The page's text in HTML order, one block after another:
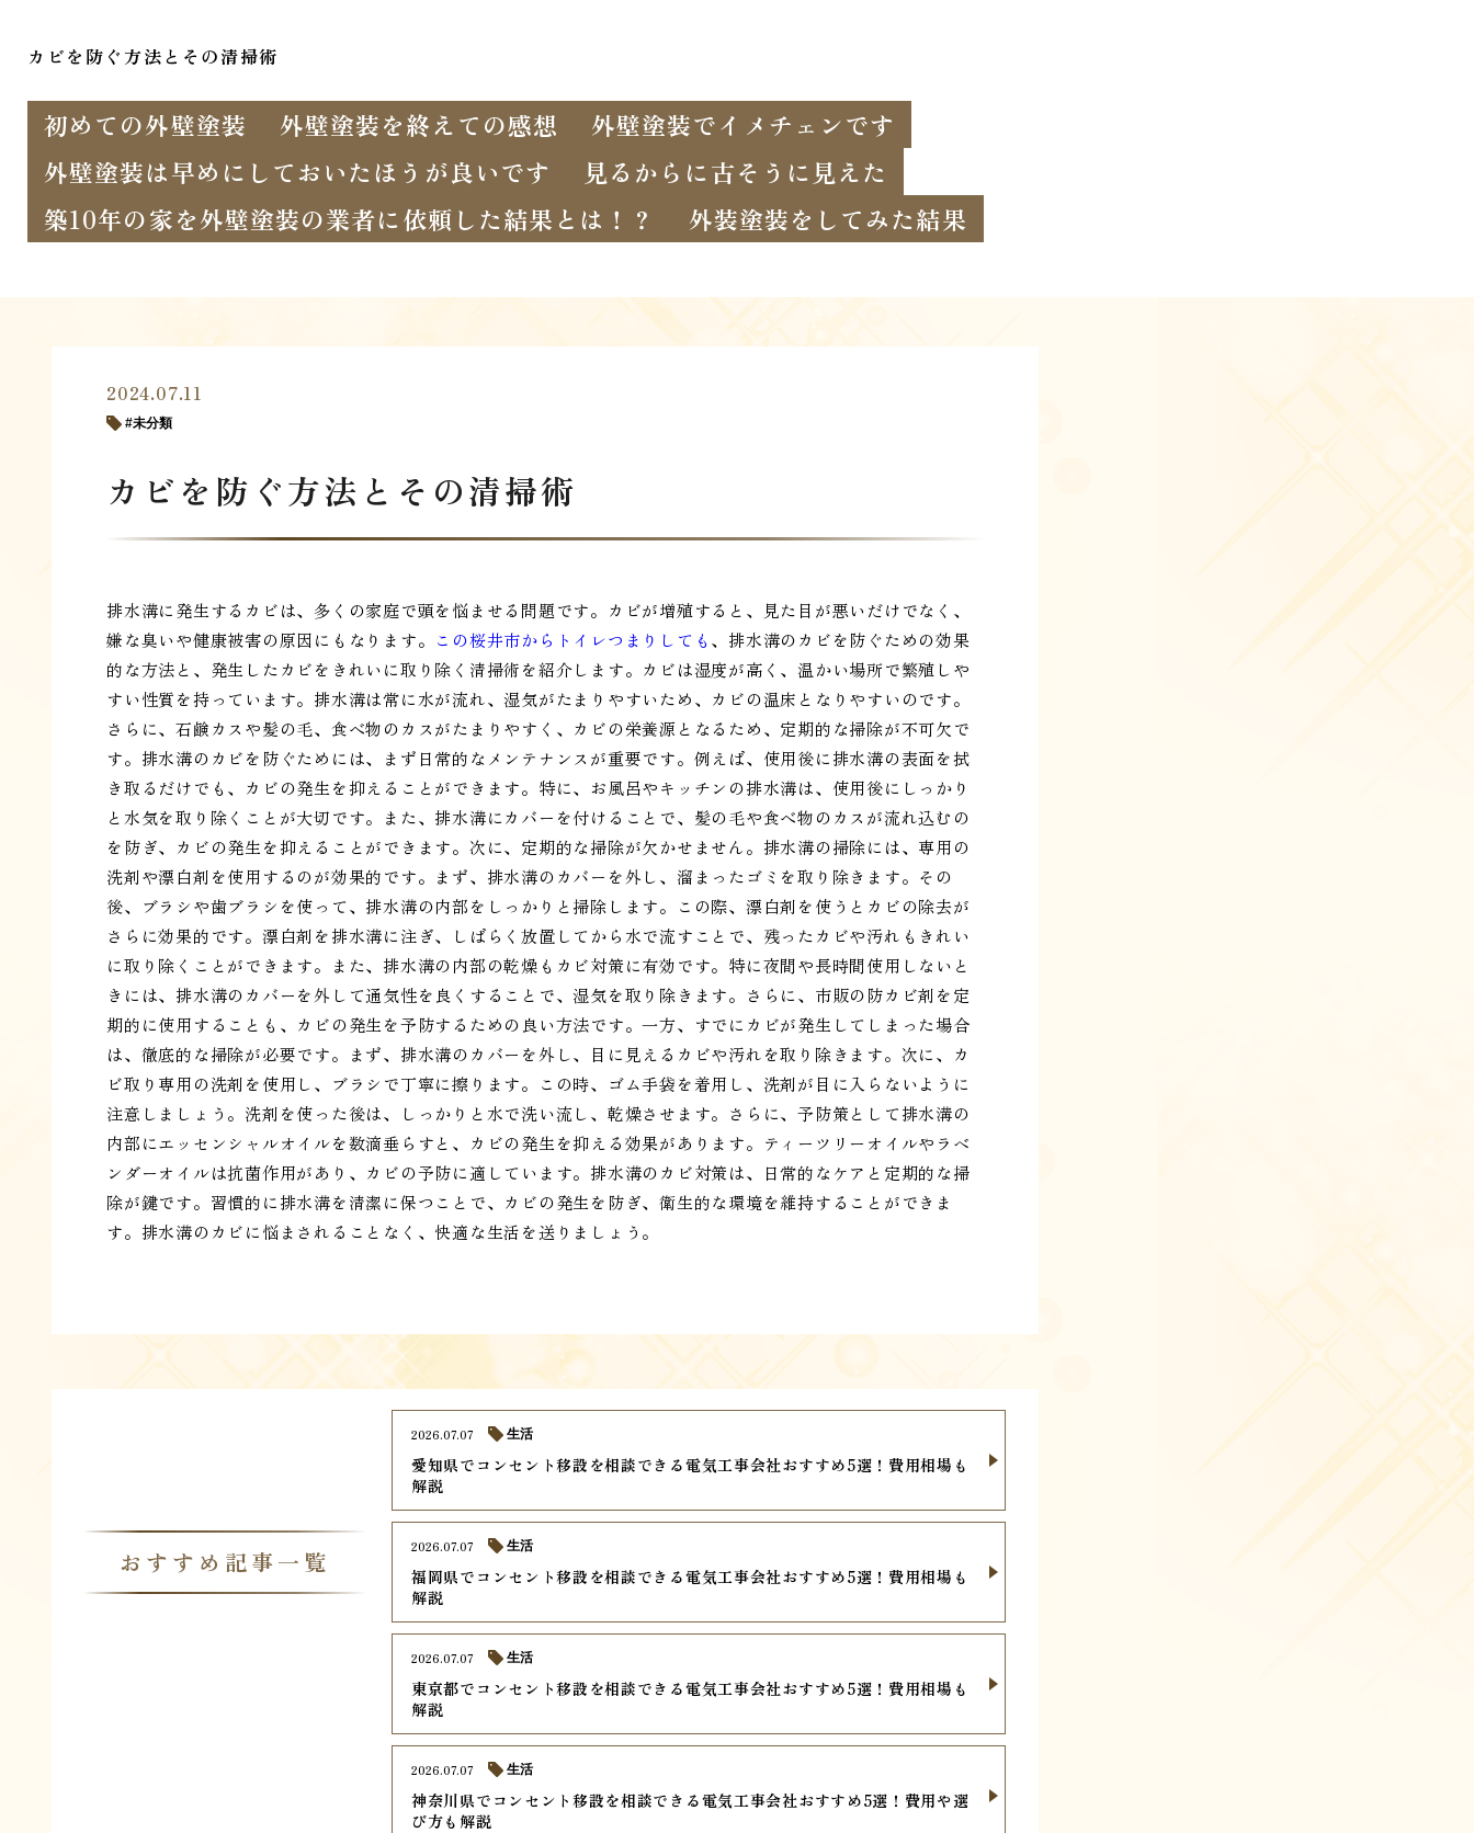
カビを防ぐ方法とその清掃術
初めての外壁塗装 外壁塗装を終えての感想
外壁塗装でイメチェンです
外壁塗装は早めにしておいたほうが良いです
見るからに古そうに見えた
築10年の家を外壁塗装の業者に依頼した結果とは！？
外装塗装をしてみた結果
2024.07.11
未分類
カビを防ぐ方法とその清掃術
排水溝に発生するカビは、多くの家庭で頭を悩ませる問題です。カビが増殖すると、見た目が悪いだけでなく、
嫌な臭いや健康被害の原因にもなります。 この桜井市からトイレつまりしても、排水溝のカビを防ぐための効果
的な方法と、発生したカビをきれいに取り除く清掃術を紹介します。カビは湿度が高く、温かい場所で繁殖しや
すい性質を持っています。排水溝は常に水が流れ、湿気がたまりやすいため、カビの温床となりやすいのです。
さらに、石鹸カスや髪の毛、食べ物のカスがたまりやすく、カビの栄養源となるため、定期的な掃除が不可欠で
す。排水溝のカビを防ぐためには、まず日常的なメンテナンスが重要です。例えば、使用後に排水溝の表面を拭
き取るだけでも、カビの発生を抑えることができます。特に、お風呂やキッチンの排水溝は、使用後にしっかり
と水気を取り除くことが大切です。また、排水溝にカバーを付けることで、髪の毛や食べ物のカスが流れ込むの
を防ぎ、カビの発生を抑えることができます。次に、定期的な掃除が欠かせません。排水溝の掃除には、専用の
洗剤や漂白剤を使用するのが効果的です。まず、排水溝のカバーを外し、溜まったゴミを取り除きます。その
後、ブラシや歯ブラシを使って、排水溝の内部をしっかりと掃除します。この際、漂白剤を使うとカビの除去が
さらに効果的です。漂白剤を排水溝に注ぎ、しばらく放置してから水で流すことで、残ったカビや汚れもきれい
に取り除くことができます。また、排水溝の内部の乾燥もカビ対策に有効です。特に夜間や長時間使用しないと
きには、排水溝のカバーを外して通気性を良くすることで、湿気を取り除きます。さらに、市販の防カビ剤を定
期的に使用することも、カビの発生を予防するための良い方法です。一方、すでにカビが発生してしまった場合
は、徹底的な掃除が必要です。まず、排水溝のカバーを外し、目に見えるカビや汚れを取り除きます。次に、カ
ビ取り専用の洗剤を使用し、ブラシで丁寧に擦ります。この時、ゴム手袋を着用し、洗剤が目に入らないように
注意しましょう。洗剤を使った後は、しっかりと水で洗い流し、乾燥させます。さらに、予防策として排水溝の
内部にエッセンシャルオイルを数滴垂らすと、カビの発生を抑える効果があります。ティーツリーオイルやラベ
ンダーオイルは抗菌作用があり、カビの予防に適しています。排水溝のカビ対策は、日常的なケアと定期的な掃
除が鍵です。習慣的に排水溝を清潔に保つことで、カビの発生を防ぎ、衛生的な環境を維持することができま
す。排水溝のカビに悩まされることなく、快適な生活を送りましょう。
おすすめ記事一覧
愛知県でコンセント移設を相談できる電気工事会社おすすめ5選！費用相場も
解説
2026.07.07 生活
福岡県でコンセント移設を相談できる電気工事会社おすすめ5選！費用相場も
解説
2026.07.07 生活
東京都でコンセント移設を相談できる電気工事会社おすすめ5選！費用相場も
解説
2026.07.07 生活
神奈川県でコンセント移設を相談できる電気工事会社おすすめ5選！費用や選
び方も解説
2026.07.07 生活